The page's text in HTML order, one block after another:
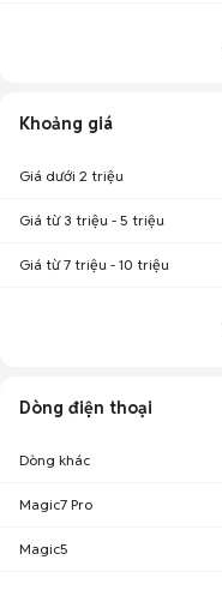
Khoảng giá
Giá dưới 2 triệu
Giá từ 3 triệu - 5 triệu
Giá từ 7 triệu - 10 triệu
Dòng điện thoại
Dòng khác
Magic7 Pro
Magic5